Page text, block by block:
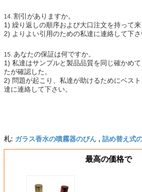
14. 割引がありますか。
1) 繰り返しの順序および大口注文を持って来
2) よりよい引用のための私達に連絡して下さ
15. あなたの保証は何ですか。
1) 私達はサンプルと製品品質を同じ確かめ
たが確認した。
2) 問題が起こり、私達が助けるためにベス
達に連絡して下さい。
札: ガラス香水の噴霧器のびん , 詰め替え式
最高の価格で